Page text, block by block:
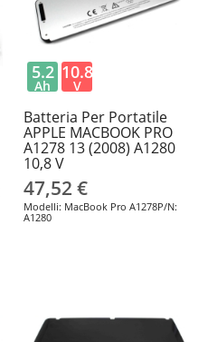
Batteria Per Portatile
APPLE MACBOOK PRO
A1278 13 (2008) A1280
10,8 V
47,52 €
Modelli: MacBook Pro A1278P/N:
A1280
5.2
Ah
10.8
V